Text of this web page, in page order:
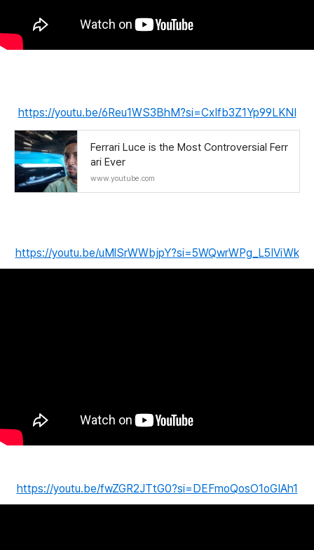
https://youtu.be/6Reu1WS3BhM?si=CxIfb3Z1Yp99LKNI
Ferrari Luce is the Most Controversial Ferr
ari Ever
www.youtube.com
https://youtu.be/uMlSrWWbjpY?si=5WQwrWPg_L5IViWk
https://youtu.be/fwZGR2JTtG0?si=DEFmoQosO1oGIAh1